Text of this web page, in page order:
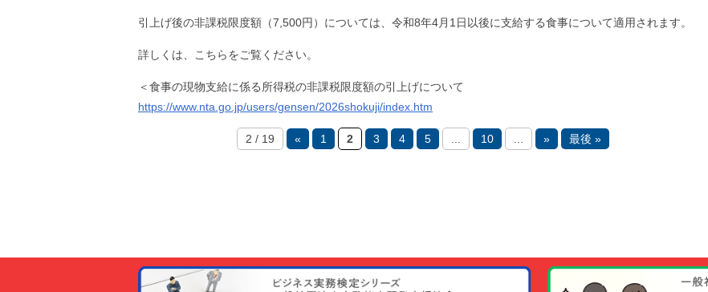
引上げ後の非課税限度額（7,500円）については、令和8年4月1日以後に支給する食事について適用されます。
詳しくは、こちらをご覧ください。
＜食事の現物支給に係る所得税の非課税限度額の引上げについて
https://www.nta.go.jp/users/gensen/2026shokuji/index.htm
2 / 19 « 1 2 3 4 5 10 » 最後 »